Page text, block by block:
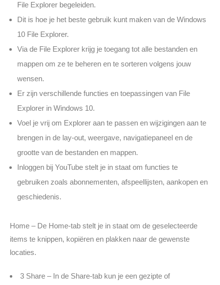
File Explorer begeleiden.
Dit is hoe je het beste gebruik kunt maken van de Windows
10 File Explorer.
Via de File Explorer krijg je toegang tot alle bestanden en
mappen om ze te beheren en te sorteren volgens jouw
wensen.
Er zijn verschillende functies en toepassingen van File
Explorer in Windows 10.
Voel je vrij om Explorer aan te passen en wijzigingen aan te
brengen in de lay-out, weergave, navigatiepaneel en de
grootte van de bestanden en mappen.
Inloggen bij YouTube stelt je in staat om functies te
gebruiken zoals abonnementen, afspeellijsten, aankopen en
geschiedenis.
Home – De Home-tab stelt je in staat om de geselecteerde
items te knippen, kopiëren en plakken naar de gewenste
locaties.
3 Share – In de Share-tab kun je een gezipte of